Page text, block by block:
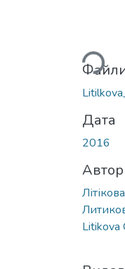
Вантажиться...
Дата
2016
Litikova